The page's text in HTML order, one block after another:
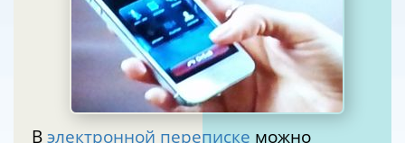
В электронной переписке можно